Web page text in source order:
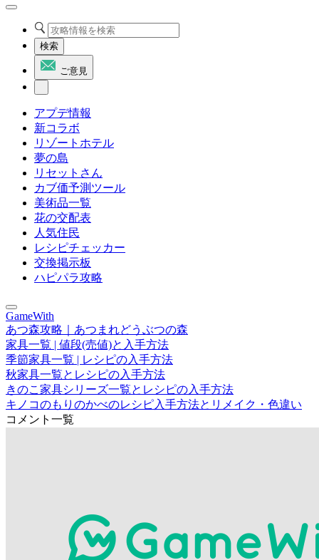
検索
ご意見
アプデ情報
新コラボ
リゾートホテル
夢の島
リセットさん
カブ価予測ツール
美術品一覧
花の交配表
人気住民
レシピチェッカー
交換掲示板
ハピパラ攻略
GameWith
あつ森攻略｜あつまれどうぶつの森
家具一覧 | 値段(売値)と入手方法
季節家具一覧 | レシピの入手方法
秋家具一覧とレシピの入手方法
きのこ家具シリーズ一覧とレシピの入手方法
キノコのもりのかべのレシピ入手方法とリメイク・色違い
コメント一覧